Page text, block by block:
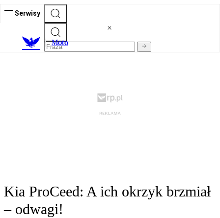
Serwisy
Moto
Kia ProCeed: A ich okrzyk brzmiał
– odwagi!